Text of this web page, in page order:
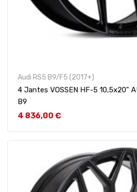
Audi RS5 B9/F5 (2017+)
4 Jantes VOSSEN HF-5 10,5x20"
B9
Prix
4 836,00 €